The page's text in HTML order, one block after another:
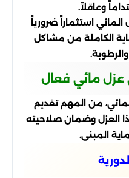
وعاقلاً.
استثماراً ضرورياً
الكاملة من مشاكل
عزل مائي فعال
من المهم تقديم
العزل وضمان صلاحيته
المبنى.